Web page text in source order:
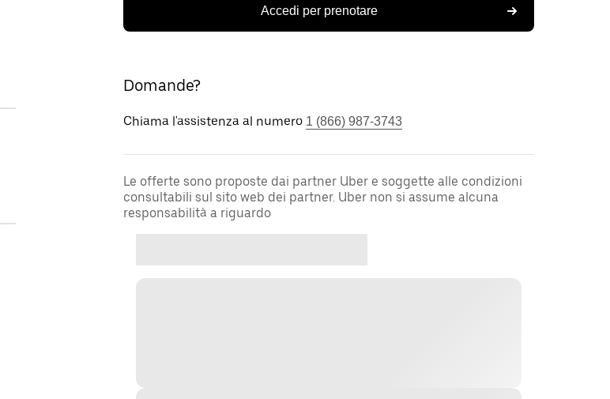
Accedi per prenotare
Domande?
Chiama l'assistenza al numero 1 (866) 987-3743
Le offerte sono proposte dai partner Uber e soggette alle condizioni
consultabili sul sito web dei partner. Uber non si assume alcuna
responsabilità a riguardo